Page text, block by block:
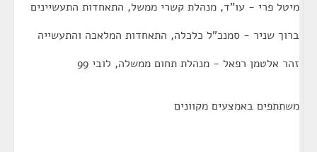
מיטל פרי - עו"ד, מנהלת קשרי ממשל, התאחדות התעשיינים
ברוך שניר - סמנכ"ל כלכלה, התאחדות המלאכה והתעשייה
זהר אלטמן רפאל - מנהלת תחום ממשלה, לובי 99
משתתפים באמצעים מקוונים